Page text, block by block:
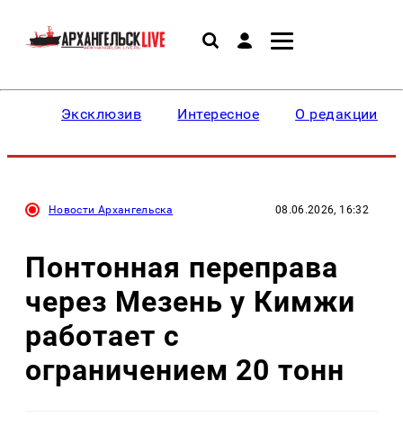
Эксклюзив Интересное О редакции
Новости Архангельска 08.06.2026, 16:32
Понтонная переправа
через Мезень у Кимжи
работает с
ограничением 20 тонн